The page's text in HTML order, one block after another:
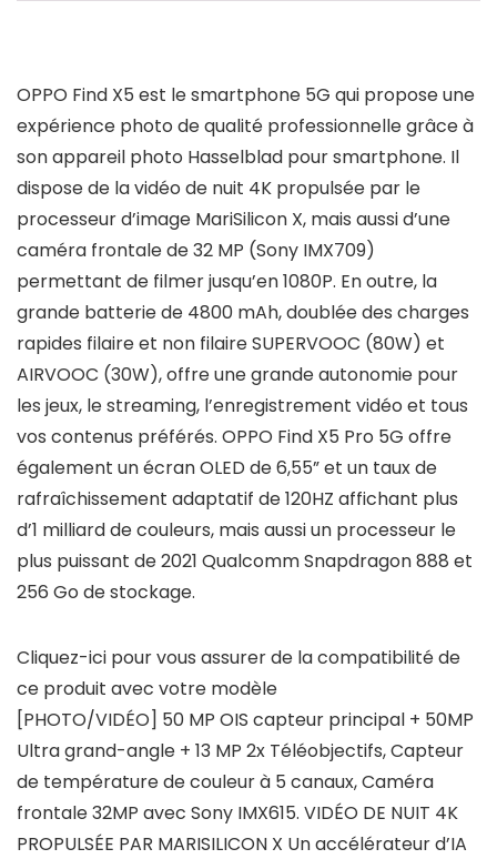
OPPO Find X5 est le smartphone 5G qui propose une
expérience photo de qualité professionnelle grâce à
son appareil photo Hasselblad pour smartphone. Il
dispose de la vidéo de nuit 4K propulsée par le
processeur d’image MariSilicon X, mais aussi d’une
caméra frontale de 32 MP (Sony IMX709)
permettant de filmer jusqu’en 1080P. En outre, la
grande batterie de 4800 mAh, doublée des charges
rapides filaire et non filaire SUPERVOOC (80W) et
AIRVOOC (30W), offre une grande autonomie pour
les jeux, le streaming, l’enregistrement vidéo et tous
vos contenus préférés. OPPO Find X5 Pro 5G offre
également un écran OLED de 6,55” et un taux de
rafraîchissement adaptatif de 120HZ affichant plus
d’1 milliard de couleurs, mais aussi un processeur le
plus puissant de 2021 Qualcomm Snapdragon 888 et
256 Go de stockage.
Cliquez-ici pour vous assurer de la compatibilité de
ce produit avec votre modèle
[PHOTO/VIDÉO] 50 MP OIS capteur principal + 50MP
Ultra grand-angle + 13 MP 2x Téléobjectifs, Capteur
de température de couleur à 5 canaux, Caméra
frontale 32MP avec Sony IMX615. VIDÉO DE NUIT 4K
PROPULSÉE PAR MARISILICON X Un accélérateur d’IA